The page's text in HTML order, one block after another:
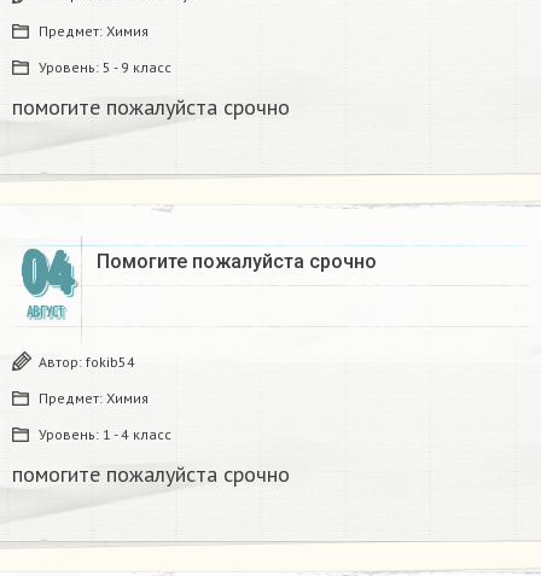
Предмет: Химия
Уровень: 5 - 9 класс
помогите пожалуйста срочно​
04
АВГУСТ
Помогите пожалуйста срочно​
Автор: fokib54
Предмет: Химия
Уровень: 1 - 4 класс
помогите пожалуйста срочно​